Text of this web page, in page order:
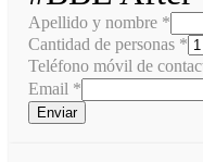
Apellido y nombre *
Cantidad de personas *
Teléfono móvil de
Email *
Enviar